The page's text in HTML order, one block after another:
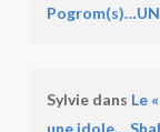
Pogrom(s)…UN
Sylviedans Le
une